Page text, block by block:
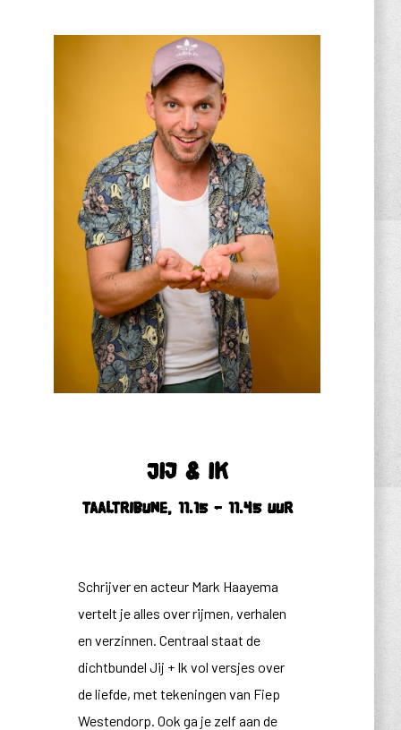
Jij & ik
Taaltribune, 11.15 – 11.45 uur
Schrijver en acteur Mark Haayema
vertelt je alles over rijmen, verhalen
en verzinnen. Centraal staat de
dichtbundel Jij + Ik vol versjes over
de liefde, met tekeningen van Fiep
Westendorp. Ook ga je zelf aan de